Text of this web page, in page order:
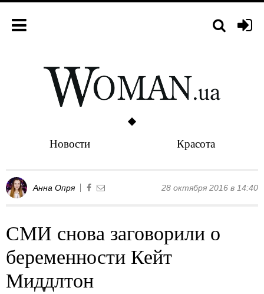
Новости Красота
Анна Опря 28 октября 2016 в 14:40
СМИ снова заговорили о
беременности Кейт
Миддлтон